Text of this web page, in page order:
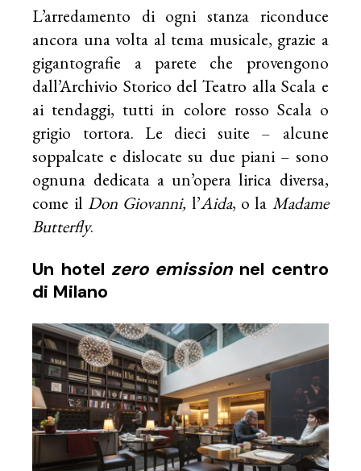
L’arredamento di ogni stanza riconduce
ancora una volta al tema musicale, grazie a
gigantografie a parete che provengono
dall’Archivio Storico del Teatro allaScala e
ai tendaggi, tutti in colore rosso Scala o
grigio tortora. Le dieci suite – alcune
soppalcate e dislocate su due piani – sono
ognuna dedicata a un’opera lirica diversa,
come il Don Giovanni, l’Aida, o la Madame
Butterfly.
Un hotel zero emission nel centro
di Milano